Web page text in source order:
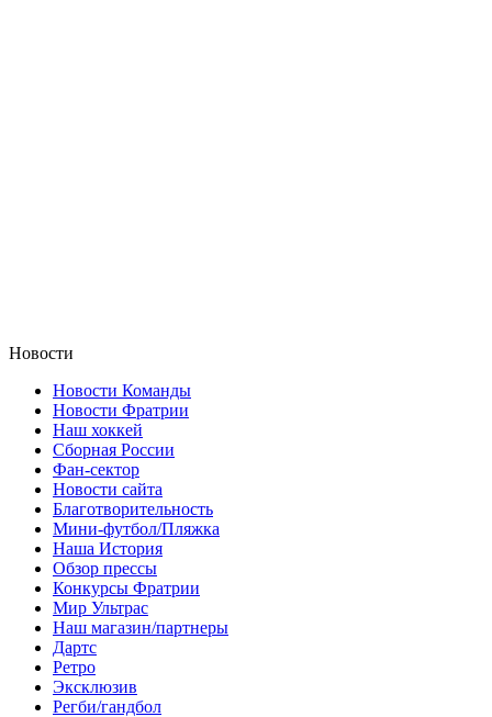
Новости
Новости Команды
Новости Фратрии
Наш хоккей
Сборная России
Фан-cектор
Новости сайта
Благотворительность
Мини-футбол/Пляжка
Наша История
Обзор прессы
Конкурсы Фратрии
Мир Ультрас
Наш магазин/партнеры
Дартс
Ретро
Эксклюзив
Регби/гандбол